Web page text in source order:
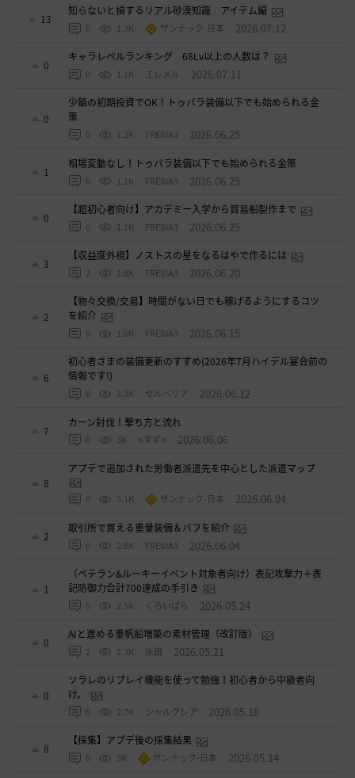
13
知らないと損するリアル砂漠知識 アイテム編
0 1.3K ザンナック-日本 2026.07.12
0
キャラレベルランキング 68Lv以上の人数は？
0 1.1K エレメル 2026.07.11
0
少額の初期投資でOK！トゥバラ装備以下でも始められる金
策
0 1.2K FRESIA3 2026.06.25
1
相場変動なし！トゥバラ装備以下でも始められる金策
0 1.1K FRESIA3 2026.06.25
0
【超初心者向け】アカデミー入学から貿易船製作まで
0 1.1K FRESIA3 2026.06.25
3
【収益度外視】ノストスの星をなるはやで作るには
2 1.8K FRESIA3 2026.06.20
2
【物々交換/交易】時間がない日でも稼げるようにするコツ
を紹介
0 1.6K FRESIA3 2026.06.15
6
初心者さまの装備更新のすすめ(2026年7月ハイデル宴会前の
情報です!)
8 3.3K セルベリア 2026.06.12
7
カーン討伐！撃ち方と流れ
0 3K oすずo 2026.06.06
8
アプデで追加された労働者派遣先を中心とした派遣マップ
0 3.1K ザンナック-日本 2026.06.04
2
取引所で買える重量装備＆バフを紹介
0 2.8K FRESIA3 2026.06.04
1
（ベテラン&ルーキーイベント対象者向け）表記攻撃力＋表
記防御力合計700達成の手引き
0 2.5K くろいばら 2026.05.24
0
AIと進める重帆船増築の素材管理（改訂版）
2 2.3K 氷鏡 2026.05.21
0
ソラレのリプレイ機能を使って勉強！初心者から中級者向
け。
0 2.7K シャルグレア 2026.05.18
8
【採集】アプデ後の採集結果
0 3K ザンナック-日本 2026.05.14